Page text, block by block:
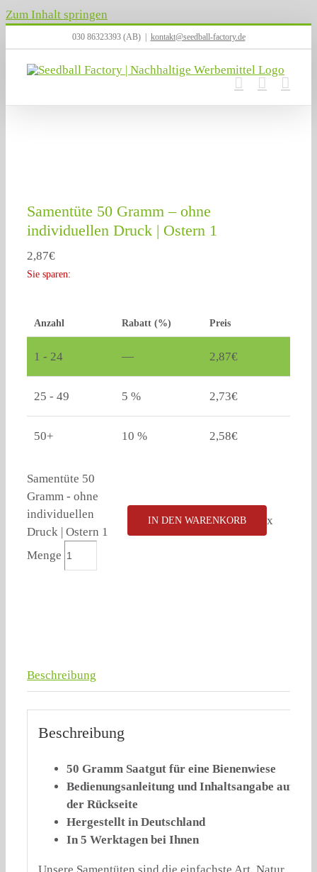
Zum Inhalt springen
030 86323393 (AB) kontakt@seedball-factory.de
Samentüte 50 Gramm – ohne
individuellen Druck | Ostern 1
2,87€
Sie sparen:
Anzahl Rabatt (%) Preis
1 - 24 — 2,87€
25 - 49 5 % 2,73€
50+ 10 % 2,58€
Samentüte 50
Gramm - ohne
individuellen
Druck | Ostern 1
Menge
IN DEN WARENKORB x
Beschreibung
Beschreibung
50 Gramm Saatgut für eine Bienenwiese
Bedienungsanleitung und Inhaltsangabe auf
der Rückseite
Hergestellt in Deutschland
In 5 Werktagen bei Ihnen